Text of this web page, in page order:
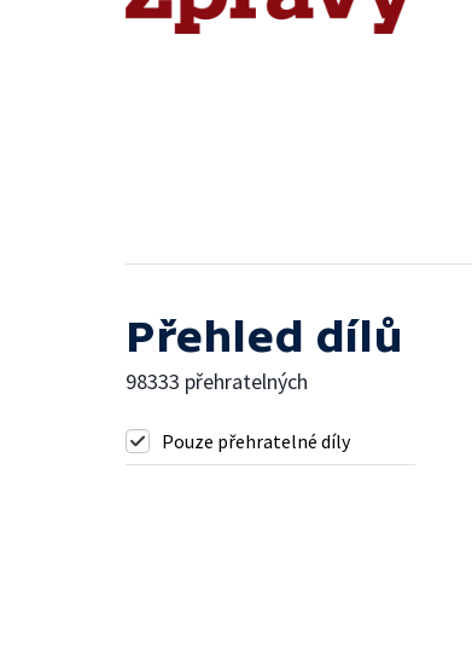
Přehled dílů
98333 přehratelných
Pouze přehratelné díly